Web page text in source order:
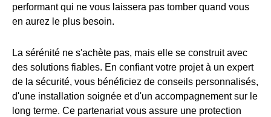
performant qui ne vous laissera pas tomber quand vous
en aurez le plus besoin.
La sérénité ne s'achète pas, mais elle se construit avec
des solutions fiables. En confiant votre projet à un expert
de la sécurité, vous bénéficiez de conseils personnalisés,
d'une installation soignée et d'un accompagnement sur le
long terme. Ce partenariat vous assure une protection